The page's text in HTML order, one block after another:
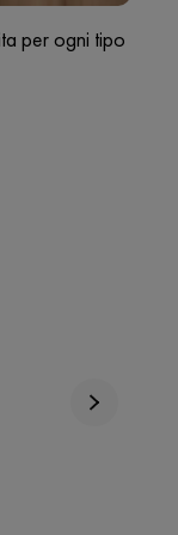
per ogni tipo